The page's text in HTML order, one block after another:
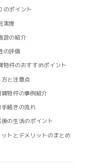
のポイント
実度
設の紹介
の評価
件のおすすめポイント
と注意点
物件の事例紹介
続きの流れ
の生活のポイント
トとデメリットのまとめ